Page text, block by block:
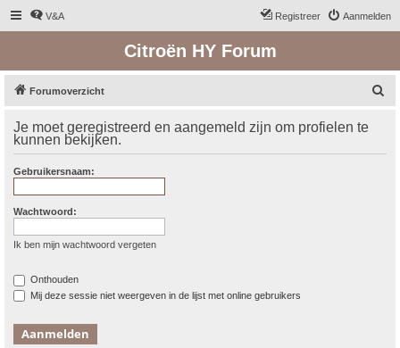
V&A Aanmelden
Registreer
Citroën HY Forum
Forumoverzicht
k
Je moet geregistreerd en aangemeld zijn om profielen te
kunnen bekijken.
Gebruikersnaam:
Wachtwoord:
Ik ben mijn wachtwoord vergeten
Onthouden
Mij deze sessie niet weergeven in de lijst met online gebruikers